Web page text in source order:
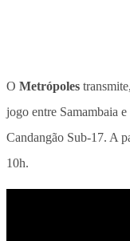
O Metrópoles
jogo entre Samambaia
Candangão Sub-17. A
10h.